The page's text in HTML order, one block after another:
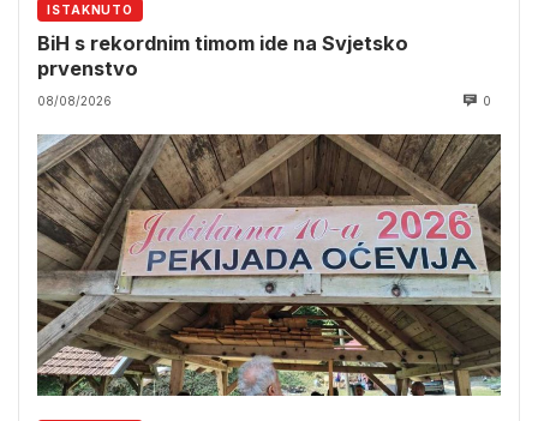
ISTAKNUTO
BiH s rekordnim timom ide na Svjetsko
prvenstvo
08/08/2026 0